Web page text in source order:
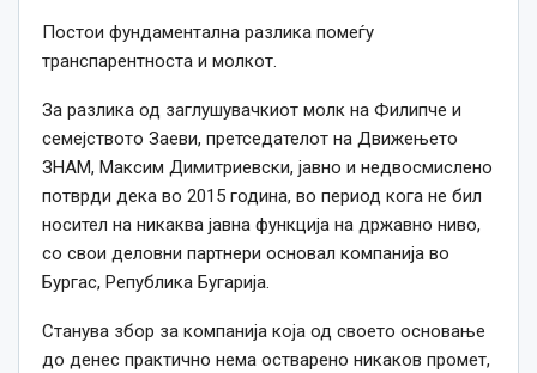
Постои фундаментална разлика помеѓу
транспарентноста и молкот.
За разлика од заглушувачкиот молк на Филипче и
семејството Заеви, претседателот на Движењето
ЗНАМ, Максим Димитриевски, јавно и недвосмислено
потврди дека во 2015 година, во период кога не бил
носител на никаква јавна функција на државно ниво,
со свои деловни партнери основал компанија во
Бургас, Република Бугарија.
Станува збор за компанија која од своето основање
до денес практично нема остварено никаков промет,